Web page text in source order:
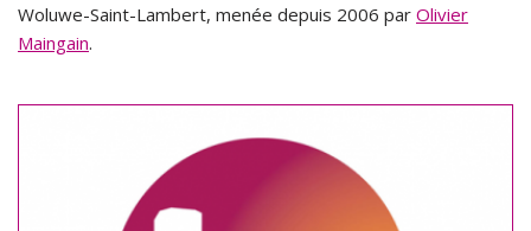
Woluwe-Saint-Lambert, menée depuis 2006 par Olivier
Maingain.